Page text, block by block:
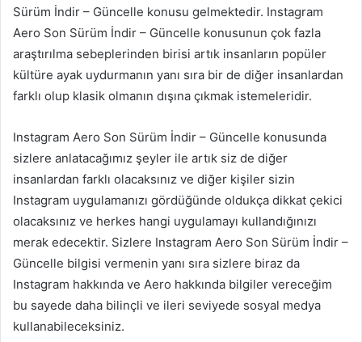
Sürüm İndir – Güncelle konusu gelmektedir. Instagram
Aero Son Sürüm İndir – Güncelle konusunun çok fazla
araştırılma sebeplerinden birisi artık insanların popüler
kültüre ayak uydurmanın yanı sıra bir de diğer insanlardan
farklı olup klasik olmanın dışına çıkmak istemeleridir.
Instagram Aero Son Sürüm İndir – Güncelle konusunda
sizlere anlatacağımız şeyler ile artık siz de diğer
insanlardan farklı olacaksınız ve diğer kişiler sizin
Instagram uygulamanızı gördüğünde oldukça dikkat çekici
olacaksınız ve herkes hangi uygulamayı kullandığınızı
merak edecektir. Sizlere Instagram Aero Son Sürüm İndir –
Güncelle bilgisi vermenin yanı sıra sizlere biraz da
Instagram hakkında ve Aero hakkında bilgiler vereceğim
bu sayede daha bilinçli ve ileri seviyede sosyal medya
kullanabileceksiniz.